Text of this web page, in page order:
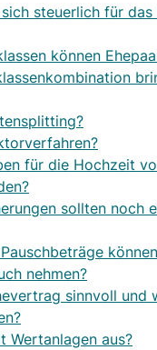
steuerlich für das
können
für die Hochzeit
sollten noch
nehmen?
sinnvoll und
Wertanlagen aus?